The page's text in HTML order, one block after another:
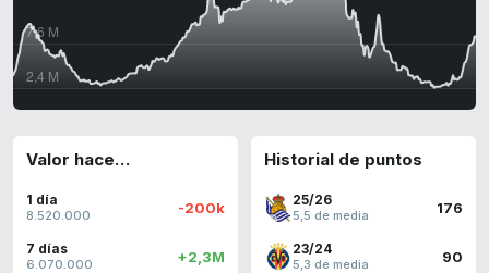
Valor hace…
1 día
8.520.000 -200k
7 días
6.070.000 +2,3M
Historial de puntos
25/26
5,5 de media 176
23/24
5,3 de media 90